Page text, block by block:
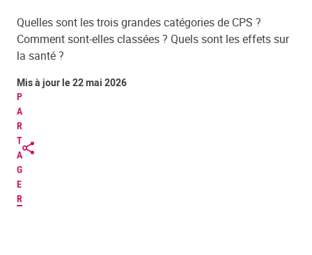
Quelles sont les trois grandes catégories de CPS ?
Comment sont-elles classées ? Quels sont les effets sur
la santé ?
P
A
R
T
A
G
E
R
Mis à jour le 22 mai 2026